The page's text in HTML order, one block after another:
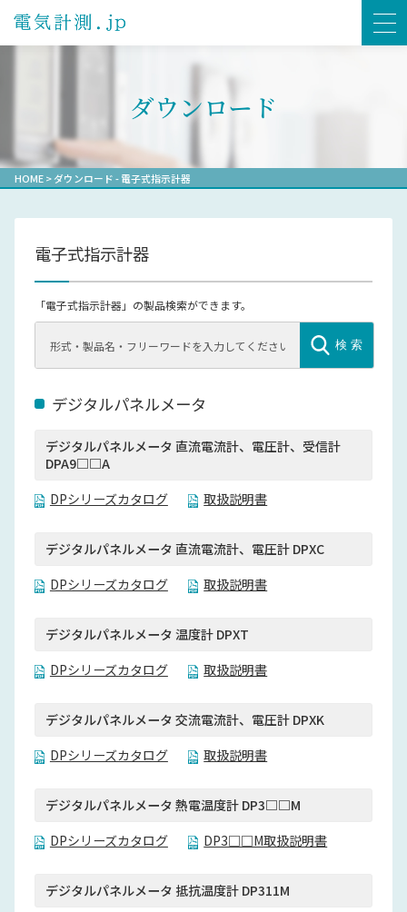
ダウンロード
HOME>ダウンロード - 電子式指示計器
電子式指示計器
「電子式指示計器」の製品検索ができます。
検 索
デジタルパネルメータ
デジタルパネルメータ 直流電流計、電圧計、受信計
DPA9□□A
DPシリーズカタログ
取扱説明書
デジタルパネルメータ 直流電流計、電圧計 DPXC
DPシリーズカタログ
取扱説明書
デジタルパネルメータ 温度計 DPXT
DPシリーズカタログ
取扱説明書
デジタルパネルメータ 交流電流計、電圧計 DPXK
DPシリーズカタログ
取扱説明書
デジタルパネルメータ 熱電温度計 DP3□□M
DPシリーズカタログ
DP3□□M取扱説明書
デジタルパネルメータ 抵抗温度計 DP311M